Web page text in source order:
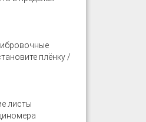
плёнку /
листы